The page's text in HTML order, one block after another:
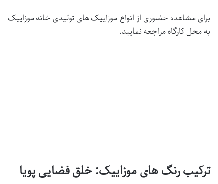
برای مشاهده حضوری از انواع موزاییک های تولیدی خانه موزاییک
به محل کارگاه مراجعه نمایید.
ترکیب رنگ های موزاییک: خلق فضایی پویا